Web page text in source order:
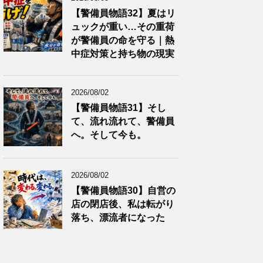
【警備員物語32】夏はリ
ュックが重い…その重荷
が警備員の命を守る｜熱
中症対策と持ち物の現実
2026/08/02
【警備員物語31】そし
て、流れ流れて、警備員
へ。そして今も。
2026/08/02
【警備員物語30】自営の
店の閉店後、私は転がり
落ち、漂流者になった